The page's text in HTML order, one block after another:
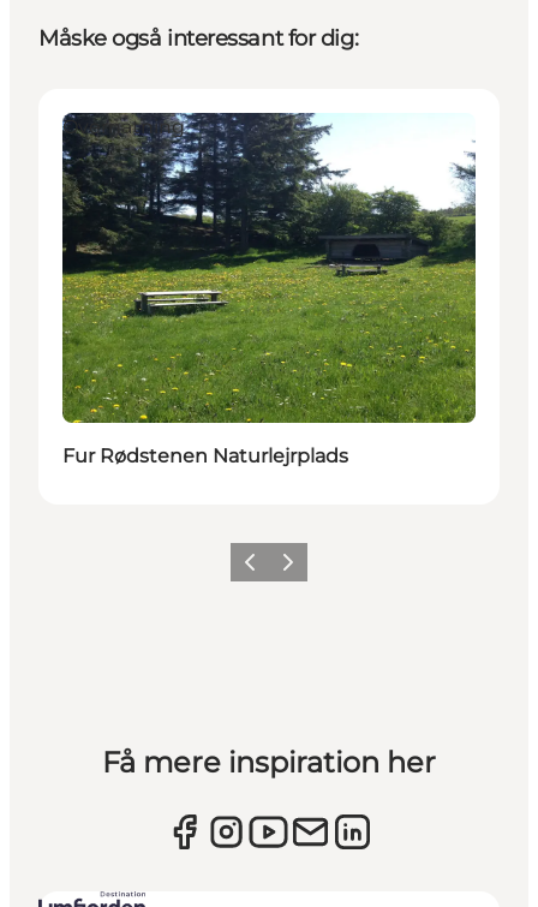
Måske også interessant for dig:
Overnatning
Fur Rødstenen Naturlejrplads
Forrige billede
Næste billede
Få mere inspiration her